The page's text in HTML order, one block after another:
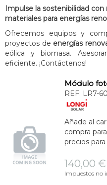
Impulse la sostenibilidad
materiales para energías
Ofrecemos equipos y
proyectos de energías
eólica y biomasa.
eficiente. ¡Contáctenos!
REF: LR7-
Añade al
compra
precios
140,00 €
Impuestos no